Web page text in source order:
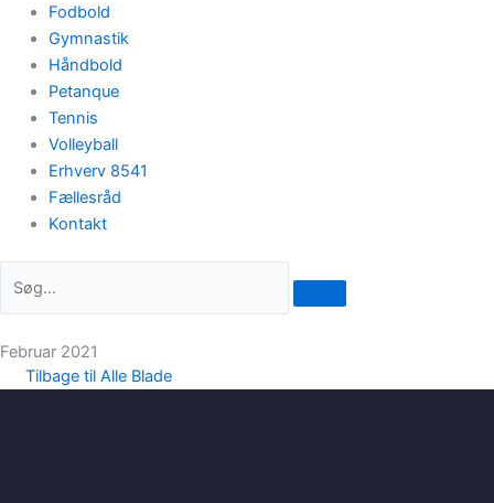
Fodbold
Gymnastik
Håndbold
Petanque
Tennis
Volleyball
Erhverv 8541
Fællesråd
Kontakt
Februar 2021
Tilbage til Alle Blade